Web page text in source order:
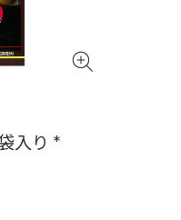
入り *